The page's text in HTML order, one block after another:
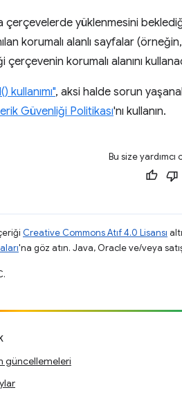
çerçevelerde yüklenmesini
korumalı alanlı sayfalar
korumalı alanını
kullanımı", aksi halde sorun
Güvenliği Politikası'nı kullanın.
Bu size yardımcı
Creative Commons Atıf 4.0 Lisansı
'na göz atın. Java, Oracle ve/veya
güncellemeleri